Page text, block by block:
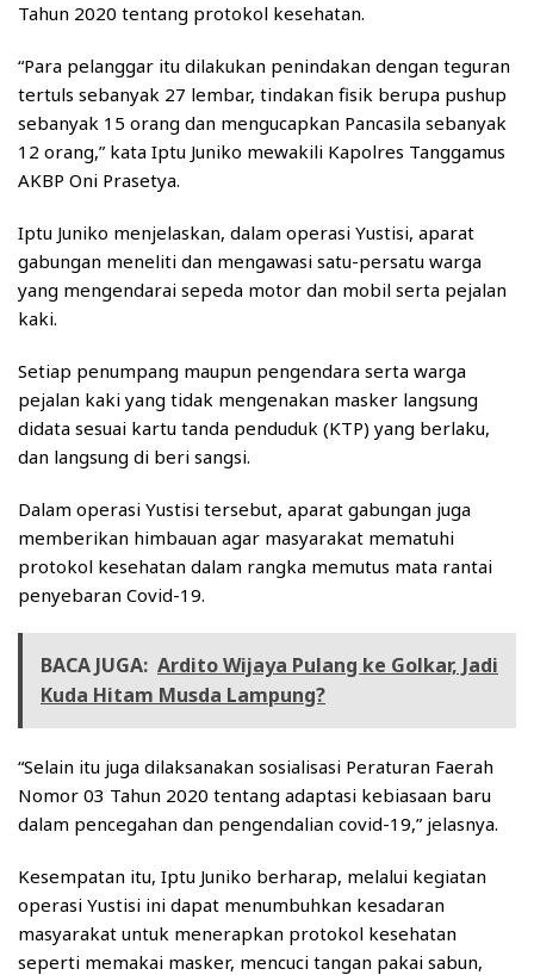
Tahun 2020 tentang protokol kesehatan.
“Para pelanggar itu dilakukan penindakan dengan teguran
tertuls sebanyak 27 lembar, tindakan fisik berupa pushup
sebanyak 15 orang dan mengucapkan Pancasila sebanyak
12 orang,” kata Iptu Juniko mewakili Kapolres Tanggamus
AKBP Oni Prasetya.
Iptu Juniko menjelaskan, dalam operasi Yustisi, aparat
gabungan meneliti dan mengawasi satu-persatu warga
yang mengendarai sepeda motor dan mobil serta pejalan
kaki.
Setiap penumpang maupun pengendara serta warga
pejalan kaki yang tidak mengenakan masker langsung
didata sesuai kartu tanda penduduk (KTP) yang berlaku,
dan langsung di beri sangsi.
Dalam operasi Yustisi tersebut, aparat gabungan juga
memberikan himbauan agar masyarakat mematuhi
protokol kesehatan dalam rangka memutus mata rantai
penyebaran Covid-19.
BACA JUGA: Ardito Wijaya Pulang ke Golkar, Jadi
Kuda Hitam Musda Lampung?
“Selain itu juga dilaksanakan sosialisasi Peraturan Faerah
Nomor 03 Tahun 2020 tentang adaptasi kebiasaan baru
dalam pencegahan dan pengendalian covid-19,” jelasnya.
Kesempatan itu, Iptu Juniko berharap, melalui kegiatan
operasi Yustisi ini dapat menumbuhkan kesadaran
masyarakat untuk menerapkan protokol kesehatan
seperti memakai masker, mencuci tangan pakai sabun,